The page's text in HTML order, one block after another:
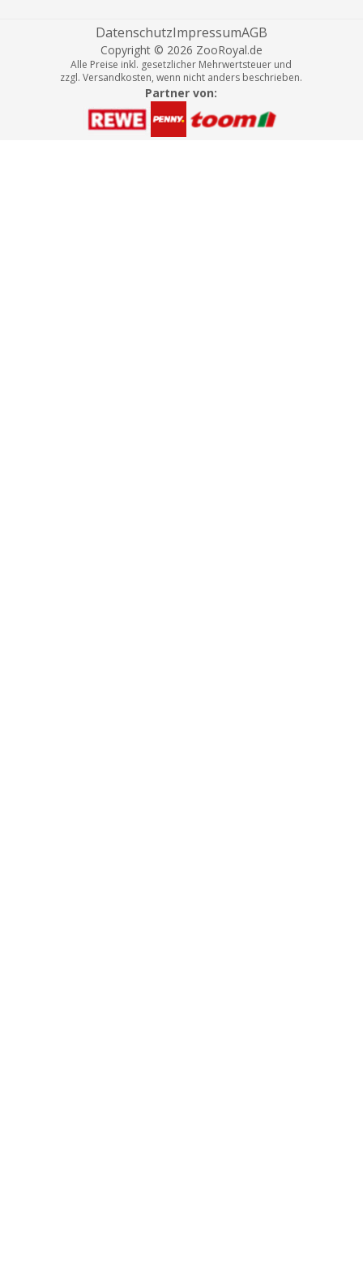
DatenschutzImpressumAGB
Copyright © 2026 ZooRoyal.de
Alle Preise inkl. gesetzlicher Mehrwertsteuer und
zzgl. Versandkosten, wenn nicht anders beschrieben.
Partner von: